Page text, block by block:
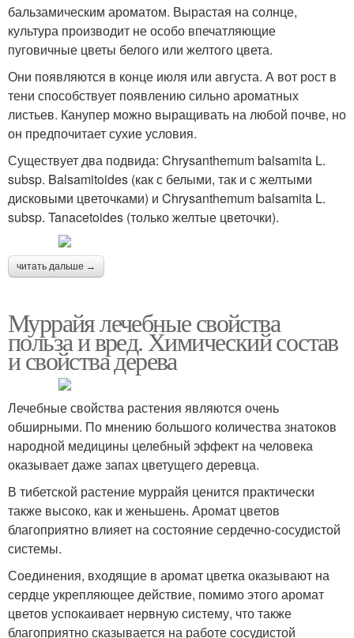
бальзамическим ароматом. Вырастая на солнце,
культура производит не особо впечатляющие
пуговичные цветы белого или желтого цвета.
Они появляются в конце июля или августа. А вот рост в
тени способствует появлению сильно ароматных
листьев. Канупер можно выращивать на любой почве, но
он предпочитает сухие условия.
Существует два подвида: Chrysanthemum balsamita L.
subsp. Balsamitoides (как с белыми, так и с желтыми
дисковыми цветочками) и Chrysanthemum balsamita L.
subsp. Tanacetoides (только желтые цветочки).
читать дальше →
Муррайя лечебные свойства
польза и вред. Химический состав
и свойства дерева
Лечебные свойства растения являются очень
обширными. По мнению большого количества знатоков
народной медицины целебный эффект на человека
оказывает даже запах цветущего деревца.
В тибетской растение муррайя ценится практически
также высоко, как и женьшень. Аромат цветов
благоприятно влияет на состояние сердечно-сосудистой
системы.
Соединения, входящие в аромат цветка оказывают на
сердце укрепляющее действие, помимо этого аромат
цветов успокаивает нервную систему, что также
благоприятно сказывается на работе сосудистой